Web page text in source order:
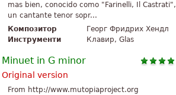
mas bien, conocido como "Farinelli, Il Castrati",
un cantante tenor sopr...
Композитор
Георг Фридрих Хендл
Инструменти
Клавир, Glas
Minuet in G minor
Original version
From http://www.mutopiaproject.org